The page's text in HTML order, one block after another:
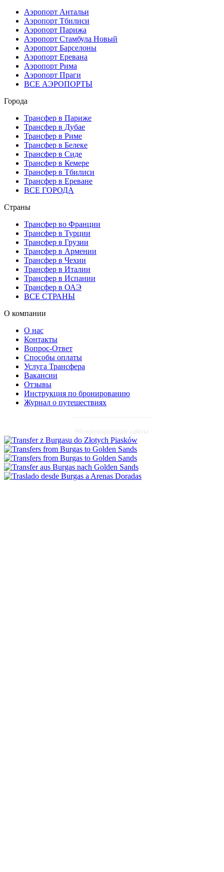
Аэропорт Антальи
Аэропорт Тбилиси
Аэропорт Парижа
Аэропорт Стамбула Новый
Аэропорт Барселоны
Аэропорт Еревана
Аэропорт Рима
Аэропорт Праги
ВСЕ АЭРОПОРТЫ
Города
Трансфер в Париже
Трансфер в Дубае
Трансфер в Риме
Трансфер в Белеке
Трансфер в Сиде
Трансфер в Кемере
Трансфер в Тбилиси
Трансфер в Ереване
ВСЕ ГОРОДА
Страны
Трансфер во Франции
Трансфер в Турции
Трансфер в Грузии
Трансфер в Армении
Трансфер в Чехии
Трансфер в Италии
Трансфер в Испании
Трансфер в ОАЭ
ВСЕ СТРАНЫ
О компании
О нас
Контакты
Вопрос-Ответ
Способы оплаты
Услуга Трансфера
Вакансии
Отзывы
Инструкция по бронированию
Журнал о путешествиях